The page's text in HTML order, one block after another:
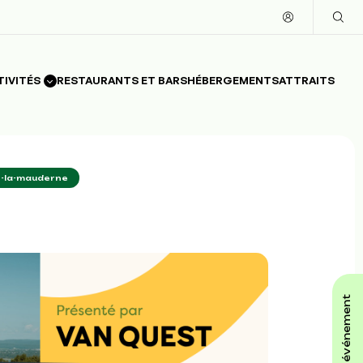
RESTAURANTS ET BARSHÉBERGEMENTSATTRAITS
mauderne